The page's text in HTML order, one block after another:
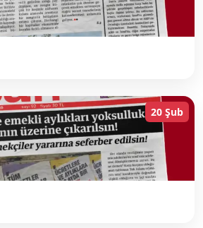
20 Şub